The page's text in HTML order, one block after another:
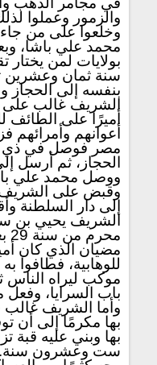
والزمور وعملوا
وخلعوا على من جاء
محمد علي باشا،
بولايات لمن
سنة ثمان وعشرين
بنفسه إلى
الشريف غالب على
أميرًا على الطائف
أعوانهم وأمرائهم
مصر فوصل في ذي
الحجاز، ثم أرسل
ووصل محمد علي
وقبض على الشريف
إلى دار السلطنة
الشريف يحيي بن
مضيان الذي كان
للوهابية، فطافوا
موكب ليراه الناس
باب السرايا،
وأما الشريف غالب
بها مكرمًا إلى أن
بها وبني عليه قبة
ست وعشرون سنة.